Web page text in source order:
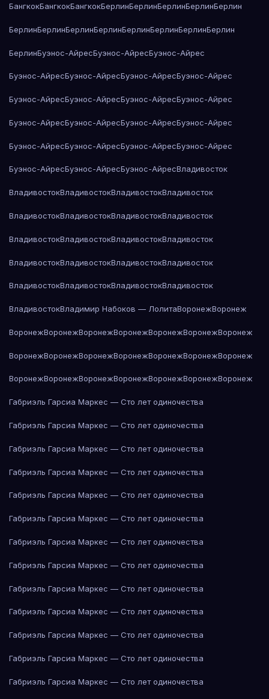
БангкокБангкокБангкокБерлинБерлинБерлинБерлинБерлин
БерлинБерлинБерлинБерлинБерлинБерлинБерлинБерлин
БерлинБуэнос-АйресБуэнос-АйресБуэнос-Айрес
Буэнос-АйресБуэнос-АйресБуэнос-АйресБуэнос-Айрес
Буэнос-АйресБуэнос-АйресБуэнос-АйресБуэнос-Айрес
Буэнос-АйресБуэнос-АйресБуэнос-АйресБуэнос-Айрес
Буэнос-АйресБуэнос-АйресБуэнос-АйресБуэнос-Айрес
Буэнос-АйресБуэнос-АйресБуэнос-АйресВладивосток
ВладивостокВладивостокВладивостокВладивосток
ВладивостокВладивостокВладивостокВладивосток
ВладивостокВладивостокВладивостокВладивосток
ВладивостокВладивостокВладивостокВладивосток
ВладивостокВладивостокВладивостокВладивосток
ВладивостокВладимир Набоков — ЛолитаВоронежВоронеж
ВоронежВоронежВоронежВоронежВоронежВоронежВоронеж
ВоронежВоронежВоронежВоронежВоронежВоронежВоронеж
ВоронежВоронежВоронежВоронежВоронежВоронежВоронеж
Габриэль Гарсиа Маркес — Сто лет одиночества
Габриэль Гарсиа Маркес — Сто лет одиночества
Габриэль Гарсиа Маркес — Сто лет одиночества
Габриэль Гарсиа Маркес — Сто лет одиночества
Габриэль Гарсиа Маркес — Сто лет одиночества
Габриэль Гарсиа Маркес — Сто лет одиночества
Габриэль Гарсиа Маркес — Сто лет одиночества
Габриэль Гарсиа Маркес — Сто лет одиночества
Габриэль Гарсиа Маркес — Сто лет одиночества
Габриэль Гарсиа Маркес — Сто лет одиночества
Габриэль Гарсиа Маркес — Сто лет одиночества
Габриэль Гарсиа Маркес — Сто лет одиночества
Габриэль Гарсиа Маркес — Сто лет одиночества